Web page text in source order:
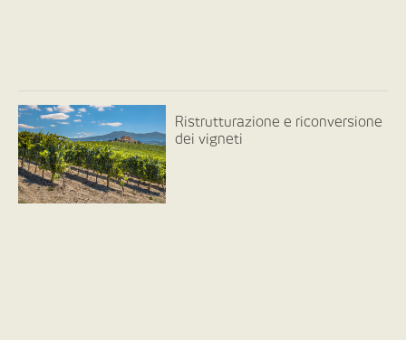
Ristrutturazione e riconversione
dei vigneti